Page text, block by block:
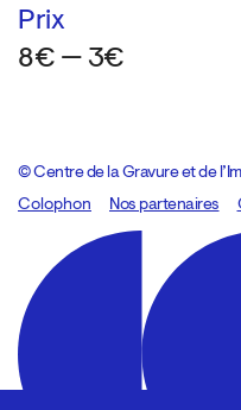
Prix
8€ — 3€
© Centre de la Gravure et de
Colophon
Design:Marcel Kaczmarek,
Nos partenaires